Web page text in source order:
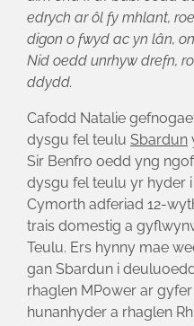
edrych ar ôl fy mhlant,
digon o fwyd ac yn lân,
Nid oedd unrhyw drefn,
ddydd.
Cafodd Natalie
dysgu fel teulu Sbardun
Sir Benfro oedd yng
dysgu fel teulu yr hyder
Cymorth adferiad 12-
trais domestig a
Teulu. Ers hynny mae
gan Sbardun i
rhaglen MPower ar
hunanhyder a rhaglen